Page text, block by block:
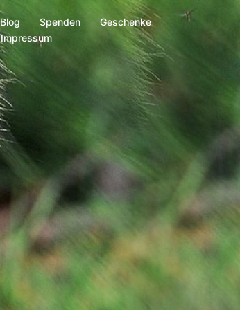
Blog Spenden
Geschenke
Impressum